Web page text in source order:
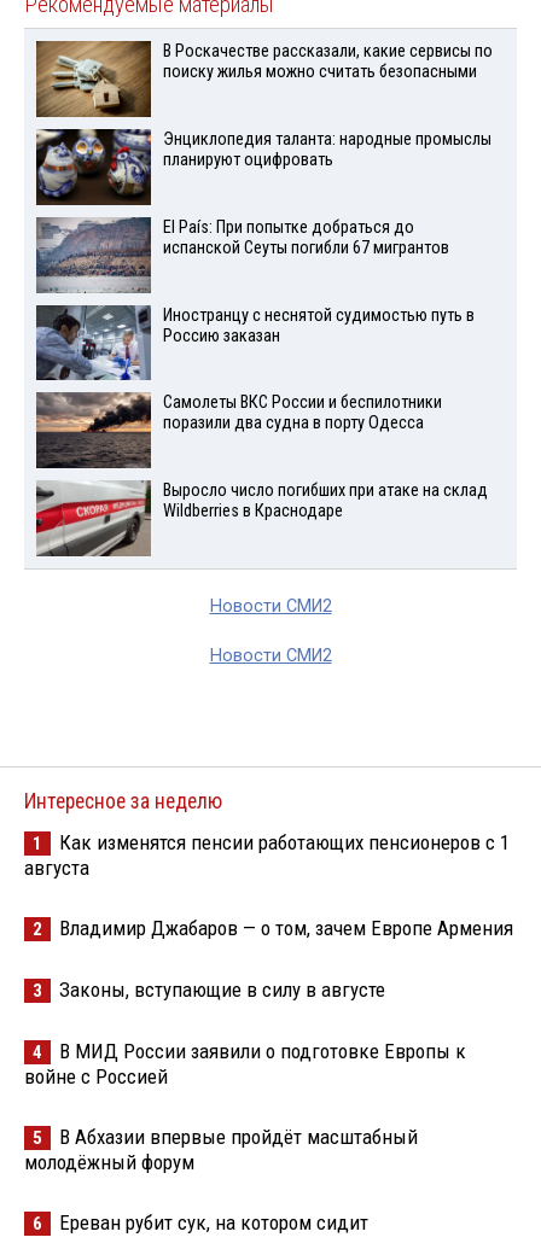
В Роскачестве рассказали, какие сервисы по
поиску жилья можно считать безопасными
Энциклопедия таланта: народные промыслы
планируют оцифровать
El País: При попытке добраться до
испанской Сеуты погибли 67 мигрантов
Иностранцу с неснятой судимостью путь в
Россию заказан
Самолеты ВКС России и беспилотники
поразили два судна в порту Одесса
Выросло число погибших при атаке на склад
Wildberries в Краснодаре
Новости СМИ2
Новости СМИ2
Интересное за неделю
1
Как изменятся пенсии работающих пенсионеров с 1
августа
2 Владимир Джабаров — о том, зачем Европе Армения
3 Законы, вступающие в силу в августе
4
В МИД России заявили о подготовке Европы к
войне с Россией
5
В Абхазии впервые пройдёт масштабный
молодёжный форум
6 Ереван рубит сук, на котором сидит